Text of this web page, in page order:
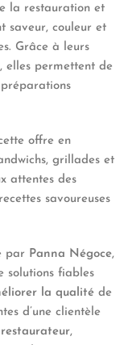
la restauration et
saveur, couleur et
Grâce à leurs
elles permettent de
offre en
grillades et
attentes des
savoureuses
par Panna Négoce,
solutions fiables
la qualité de
d’une clientèle
restaurateur,